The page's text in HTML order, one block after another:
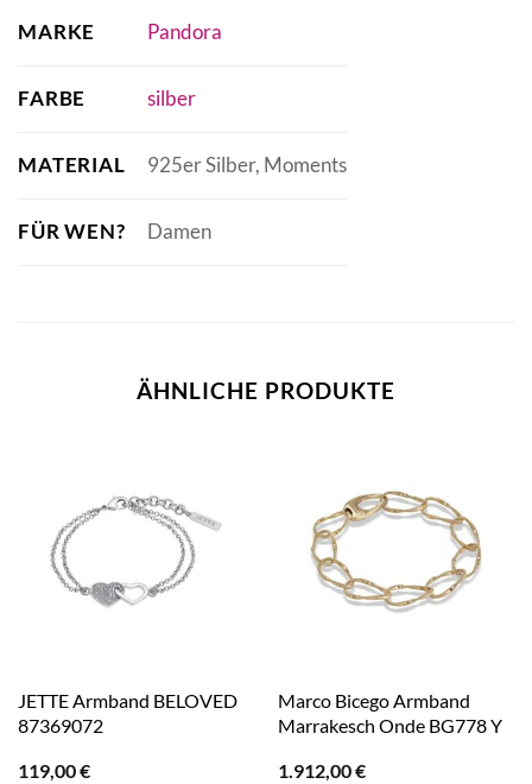
MARKE Pandora
FARBE silber
MATERIAL 925er Silber, Moments
FÜR WEN? Damen
ÄHNLICHE PRODUKTE
JETTE Armband BELOVED
87369072
119,00€
Marco Bicego Armband
Marrakesch Onde BG778 Y
1.912,00€